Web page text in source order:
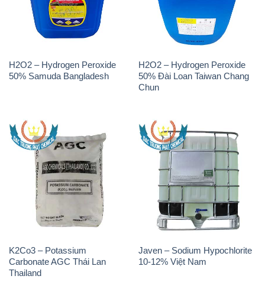
H2O2 – Hydrogen Peroxide
50% Samuda Bangladesh
H2O2 – Hydrogen Peroxide
50% Đài Loan Taiwan Chang
Chun
K2Co3 – Potassium
Carbonate AGC Thái Lan
Thailand
Javen – Sodium Hypochlorite
10-12% Việt Nam